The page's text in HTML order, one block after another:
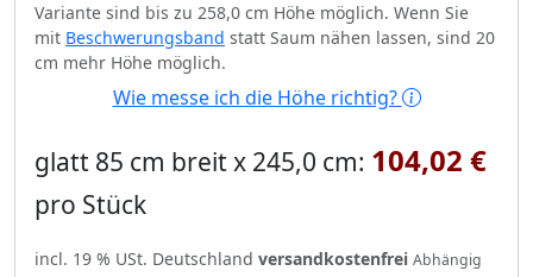
Variante sind bis zu 258,0 cm Höhe möglich. Wenn Sie
mit Beschwerungsband statt Saum nähen lassen, sind 20
cm mehr Höhe möglich.
Wie messe ich die Höhe richtig?
glatt 85 cm breit x 245,0 cm: 104,02 €
pro Stück
incl. 19 % USt. Deutschland versandkostenfrei Abhängig